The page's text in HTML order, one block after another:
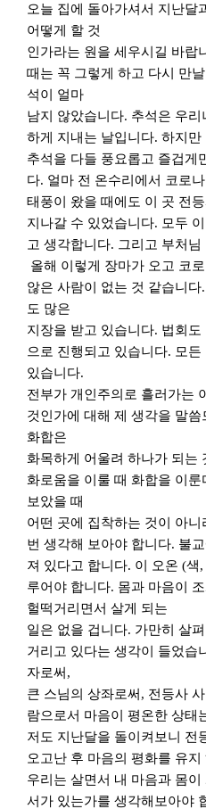
오늘 집에 돌아가셔서 지난달
어떻게 할 것
인가라는 원을 세우시길 바랍
때는 꼭 그렇게 하고 다시 만
석이 얼마
남지 않았습니다. 추석은 우리
하게 지내는 날입니다. 하지만
추석을 다들 풍요롭고 즐겁게
다. 얼마 전 온수리에서 코로
태풍이 왔을 때에도 이 곳 전
지나갈 수 있었습니다. 모두
고 생각합니다. 그리고 부처
올해 이렇게 장마가 오고 코
않은 사람이 없는 것 같습니다.
도 많은
지장을 받고 있습니다. 법회도
으로 진행되고 있습니다. 모든
있습니다.
전부가 개인주의로 흘러가는
것인가에 대해 제 생각을 말
화합은
화목하게 어울려 하나가 되는
화로움을 이룰 때 화합을 이
보았을 때
어떤 곳에 집착하는 것이 아
번 생각해 보아야 합니다. 불
져 있다고 합니다. 이 오온 (색,
루어야 합니다. 몸과 마음이
헐떡거리면서 살게 되는
일은 없을 겁니다. 가만히 살
거리고 있다는 생각이 들었습
자로써 ,
큰 스님의 상좌로써 , 전등사
람으로서 마음이 평온한 상태
저도 지난달을 돌이켜보니 전
오고난 후 마음의 평화를 유
우리는 살면서 내 마음과 몸
서가 있는가를 생각해보아야